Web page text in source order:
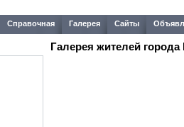
Справочная Галерея Сайты
Галерея жителей города